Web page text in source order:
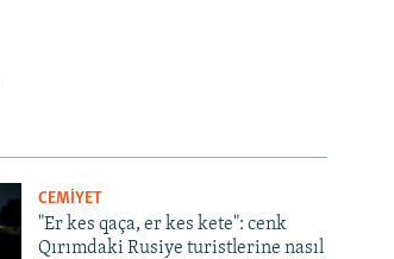
CEMİYET
"Er kes qaça, er kes kete": cenk
Qırımdaki Rusiye turistlerine nasıl